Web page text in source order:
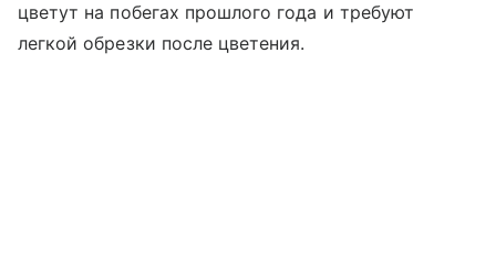
цветут на побегах прошлого года и требуют
легкой обрезки после цветения.